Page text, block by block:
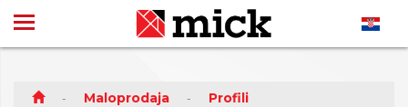
Maloprodaja
Profili